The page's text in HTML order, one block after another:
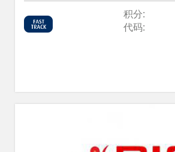
积分:
代码: